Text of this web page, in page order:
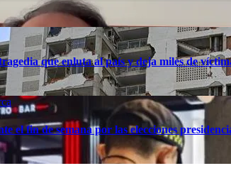
que enluta al país y deja miles de
el fin de semana por las elecciones